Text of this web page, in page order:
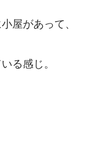
屋があって、
る感じ。